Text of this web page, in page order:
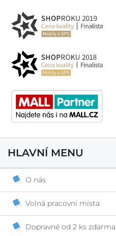
HLAVNÍ MENU
O nás
Volná pracovní místa
Dopravné od 2 ks zdarma